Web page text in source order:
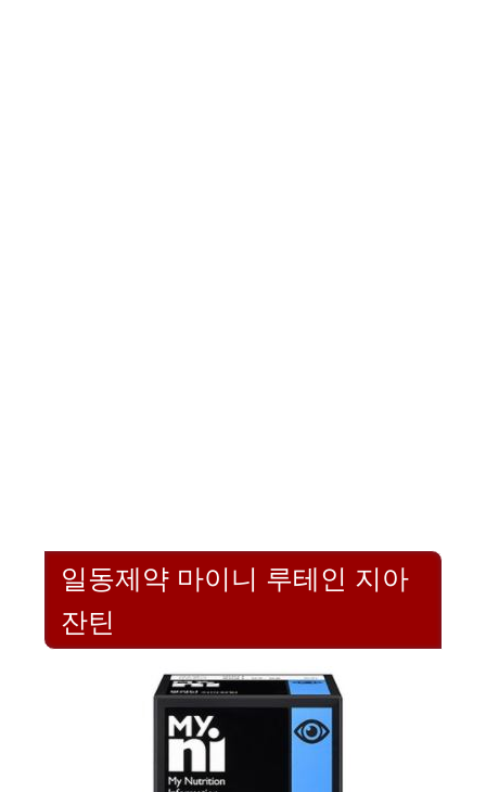
일동제약 마이니 루테인 지아
잔틴